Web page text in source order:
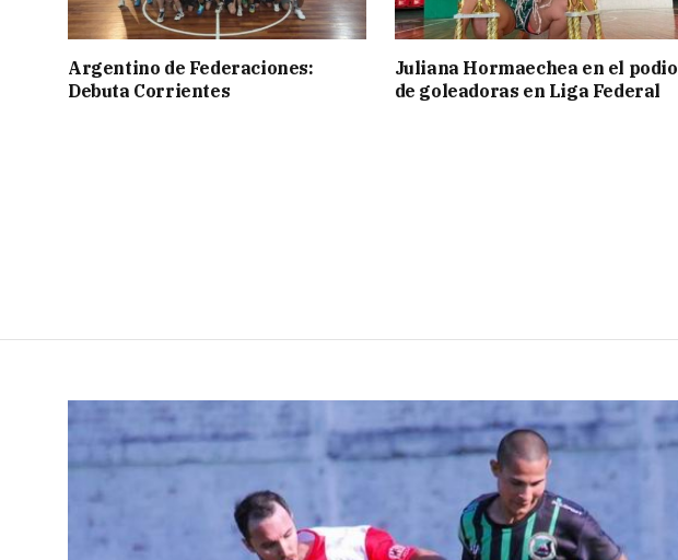
Argentino de Federaciones:
Debuta Corrientes
Juliana Hormaechea en el podio
de goleadoras en Liga Federal